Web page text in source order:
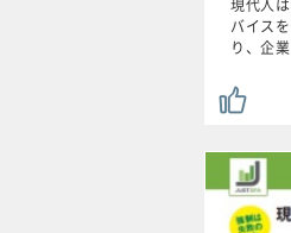
現代人
バイス
り、企